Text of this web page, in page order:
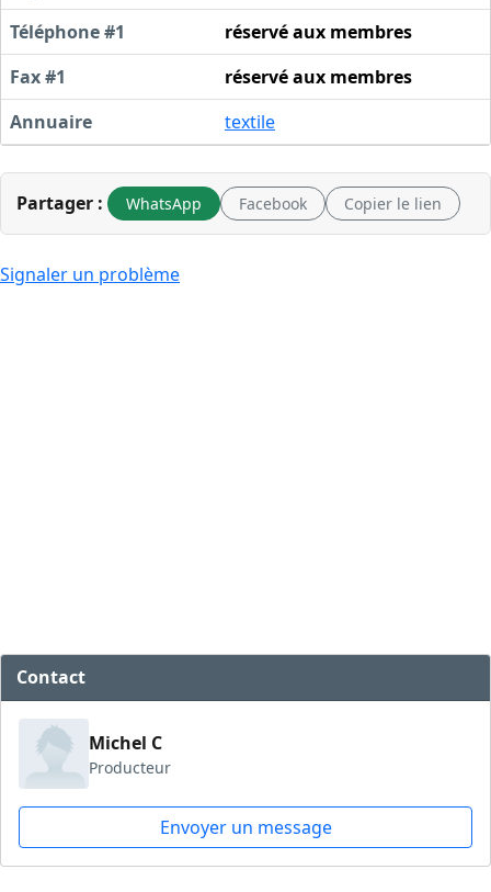
Téléphone #1
réservé aux membres
Fax #1
réservé aux membres
Annuaire
textile
Partager : WhatsApp Facebook Copier le lien
Signaler un problème
Contact
Michel C
Producteur
Envoyer un message